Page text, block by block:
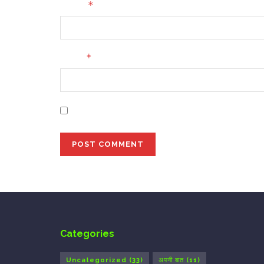
*
*
Categories
Uncategorized (33) अपनी बात (11)